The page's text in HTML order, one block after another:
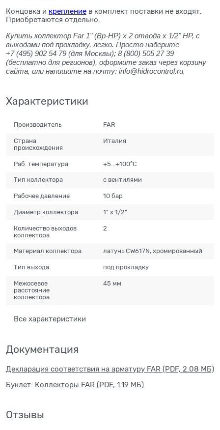
Концовка и крепление в комплект поставки не входят.
Приобретаются отдельно.
Купить коллектор Far 1" (Вр-НР) х 2 отвода х 1/2" НР, с
выходами под прокладку, легко. Просто наберите
+7 (495) 902 54 79 (для Москвы); 8 (800) 505 27 39
(бесплатно для регионов), оформите заказ через корзину
сайта, или напишите на почту: info@hidrocontrol.ru.
Характеристики
Производитель FAR
Страна
происхождения
Италия
Раб. температура +5...+100°С
Тип коллектора с вентилями
Рабочее давление 10 бар
Диаметр коллектора 1" x 1/2"
Количество выходов
коллектора
2
Материал коллектора латунь CW617N, хромированный
Тип выхода под прокладку
Межосевое
расстояние
коллектора
45 мм
Все характеристики
Документация
Декларация соответствия на арматуру FAR (PDF, 2.08 МБ)
Буклет: Коллекторы FAR (PDF, 1.19 МБ)
Отзывы